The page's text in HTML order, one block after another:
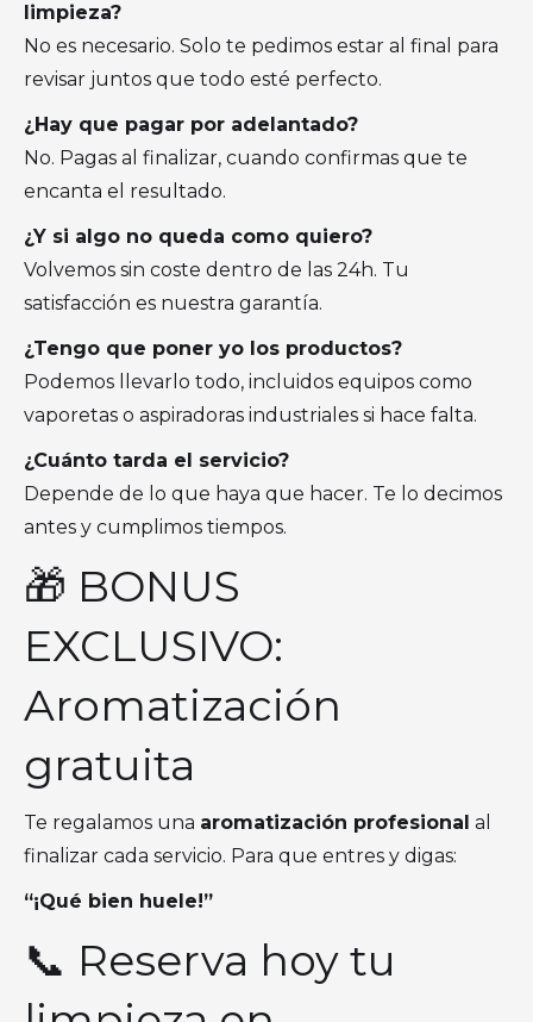
limpieza?
No es necesario. Solo te pedimos estar al final para
revisar juntos que todo esté perfecto.
¿Hay que pagar por adelantado?
No. Pagas al finalizar, cuando confirmas que te
encanta el resultado.
¿Y si algo no queda como quiero?
Volvemos sin coste dentro de las 24h. Tu
satisfacción es nuestra garantía.
¿Tengo que poner yo los productos?
Podemos llevarlo todo, incluidos equipos como
vaporetas o aspiradoras industriales si hace falta.
¿Cuánto tarda el servicio?
Depende de lo que haya que hacer. Te lo decimos
antes y cumplimos tiempos.
🎁 BONUS
EXCLUSIVO:
Aromatización
gratuita
Te regalamos una aromatización profesional al
finalizar cada servicio. Para que entres y digas:
“¡Qué bien huele!”
📞 Reserva hoy tu